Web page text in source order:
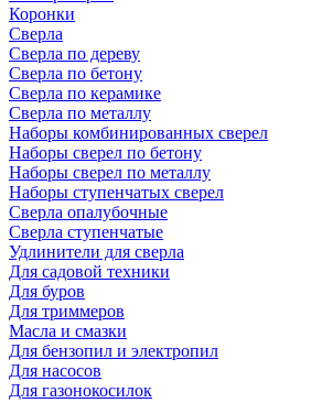
Коронки
Сверла
Сверла по дереву
Сверла по бетону
Сверла по керамике
Сверла по металлу
Наборы комбинированных сверел
Наборы сверел по бетону
Наборы сверел по металлу
Наборы ступенчатых сверел
Сверла опалубочные
Сверла ступенчатые
Удлинители для сверла
Для садовой техники
Для буров
Для триммеров
Масла и смазки
Для бензопил и электропил
Для насосов
Для газонокосилок